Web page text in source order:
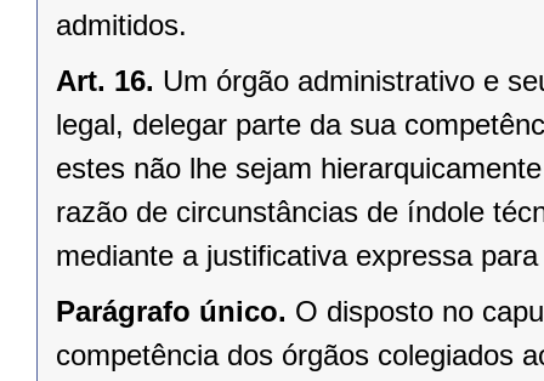
admitidos.
Art. 16. Um órgão administrativo e
legal, delegar parte da sua
estes não lhe sejam
razão de circunstâncias de índole
mediante a justificativa expressa
Parágrafo único. O disposto no
competência dos órgãos colegiados